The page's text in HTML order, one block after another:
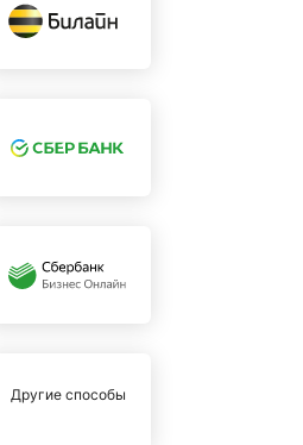
Другие способы